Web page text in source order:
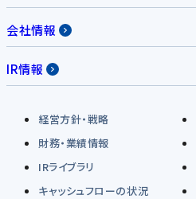
会社情報
IR情報
経営方針・戦略
財務・業績情報
IRライブラリ
キャッシュフローの状況